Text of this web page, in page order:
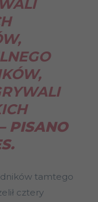
– PISANO
tamtego
cztery